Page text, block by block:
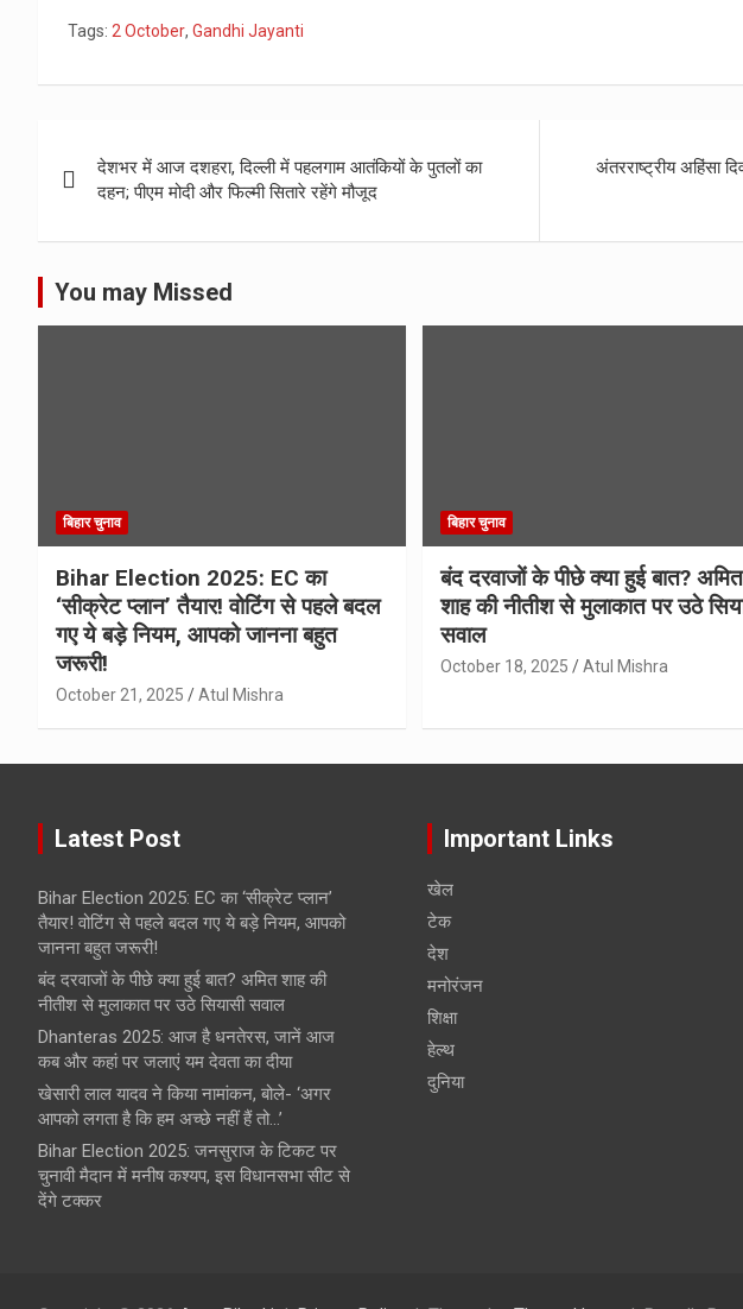
Tags: 2 October, Gandhi Jayanti
navigation
देशभर में आज दशहरा, दिल्ली में पहलगाम आतंकियों के पुतलों का
दहन; पीएम मोदी और फिल्मी सितारे रहेंगे मौजूद
अंतरराष्ट्रीय अहिंसा
You may Missed
बिहार चुनाव
Bihar Election 2025: EC का
‘सीक्रेट प्लान’ तैयार! वोटिंग से पहले बदल
गए ये बड़े नियम, आपको जानना बहुत
जरूरी!
October 21, 2025 Atul Mishra
बिहार चुनाव
बंद दरवाजों के पीछे क्या हुई बात? अमित
शाह की नीतीश से मुलाकात पर उठे
सवाल
October 18, 2025 Atul Mishra
Latest Post
Bihar Election 2025: EC का ‘सीक्रेट प्लान’
तैयार! वोटिंग से पहले बदल गए ये बड़े नियम, आपको
जानना बहुत जरूरी!
बंद दरवाजों के पीछे क्या हुई बात? अमित शाह की
नीतीश से मुलाकात पर उठे सियासी सवाल
Dhanteras 2025: आज है धनतेरस, जानें आज
कब और कहां पर जलाएं यम देवता का दीया
खेसारी लाल यादव ने किया नामांकन, बोले- ‘अगर
आपको लगता है कि हम अच्छे नहीं हैं तो…’
Bihar Election 2025: जनसुराज के टिकट पर
चुनावी मैदान में मनीष कश्यप, इस विधानसभा सीट से
देंगे टक्कर
Important Links
खेल
टेक
देश
मनोरंजन
शिक्षा
हेल्‍थ
दुनिया